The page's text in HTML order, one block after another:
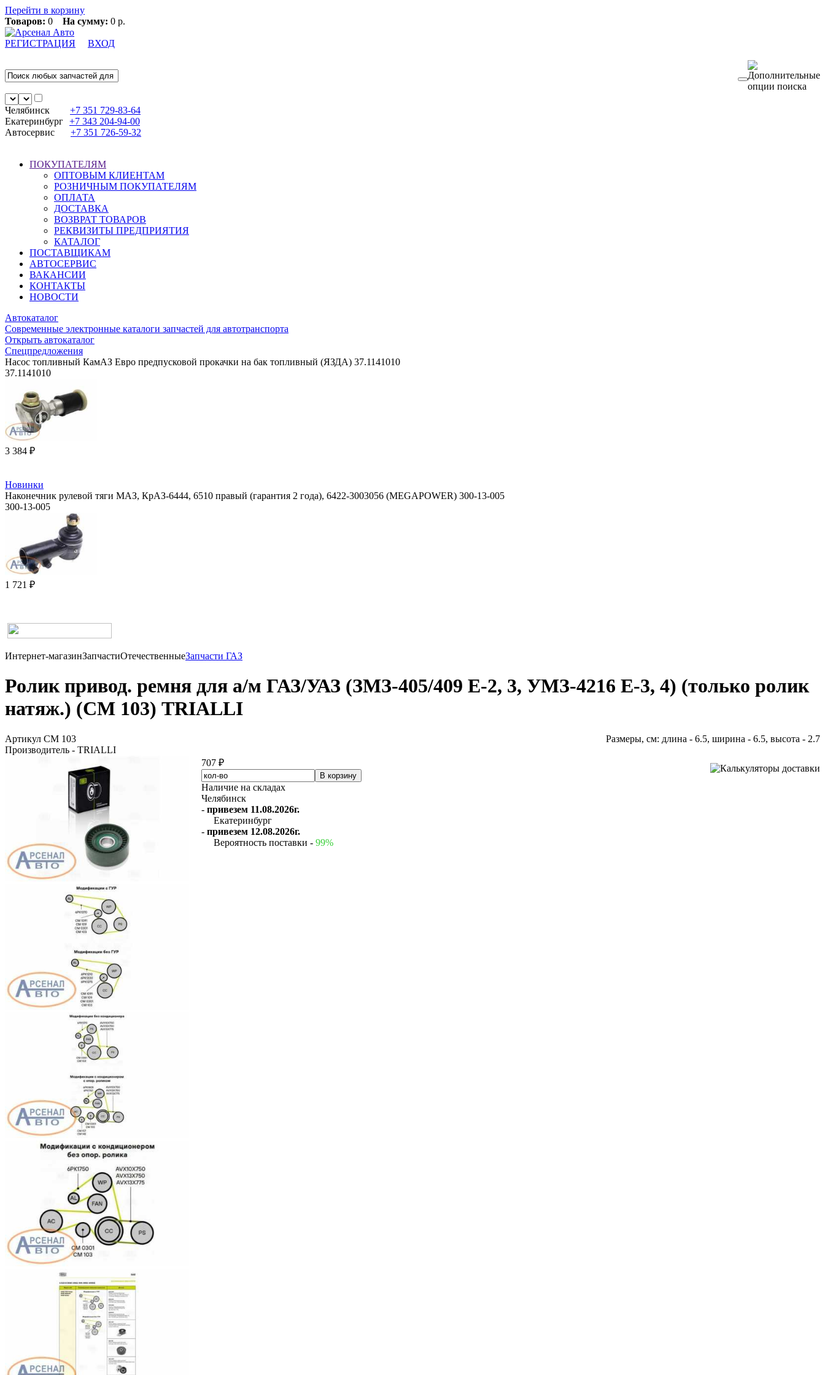
Перейти в корзину
Товаров: 0 На сумму: 0 р.
РЕГИСТРАЦИЯ ВХОД
Челябинск +7 351 729-83-64
Екатеринбург +7 343 204-94-00
Автосервис
+7 351 726-59-32
ПОКУПАТЕЛЯМ
ОПТОВЫМ КЛИЕНТАМ
РОЗНИЧНЫМ ПОКУПАТЕЛЯМ
ОПЛАТА
ДОСТАВКА
ВОЗВРАТ ТОВАРОВ
РЕКВИЗИТЫ ПРЕДПРИЯТИЯ
КАТАЛОГ
ПОСТАВЩИКАМ
АВТОСЕРВИС
ВАКАНСИИ
КОНТАКТЫ
НОВОСТИ
Автокаталог
Современные электронные каталоги запчастей для автотранспорта
Открыть автокаталог
Спецпредложения
Насос топливный КамАЗ Евро предпусковой прокачки на бак топливный (ЯЗДА) 37.1141010
37.1141010
3 384 ₽
Новинки
Наконечник рулевой тяги МАЗ, КрАЗ-6444, 6510 правый (гарантия 2 года), 6422-3003056 (MEGAPOWER) 300-13-005
300-13-005
1 721 ₽
Интернет-магазинЗапчастиОтечественныеЗапчасти ГАЗ
Ролик привод. ремня для а/м ГАЗ/УАЗ (ЗМЗ-405/409 Е-2, 3, УМЗ-4216 Е-3, 4) (только ролик
натяж.) (CM 103) TRIALLI
Артикул CM 103
Производитель - TRIALLI
Размеры, см: длина - 6.5, ширина - 6.5, высота - 2.7
707 ₽
Наличие на складах
Челябинск
- привезем 11.08.2026г.
Екатеринбург
- привезем 12.08.2026г.
Вероятность поставки - 99%